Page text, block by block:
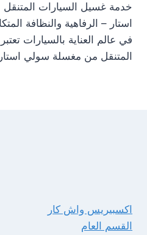
خدمة غسيل السيارات
في عالم العناية بالسيارات
المتنقل من مغسلة سولي
اكسبيريس واش كار
القسم العام